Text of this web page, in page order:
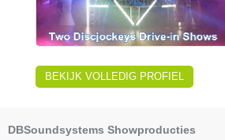
BEKIJK VOLLEDIG PROFIEL
DBSoundsystems Showproducties